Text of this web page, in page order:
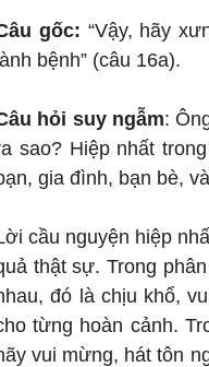
gốc: “Vậy, hãy
lành bệnh” (câu 16a).
hỏi suy ngẫm:
sao? Hiệp nhất
gia đình, bạn bè,
cầu nguyện hiệp
thật sự. Trong
đó là chịu khổ,
từng hoàn cảnh.
vui mừng, hát tôn